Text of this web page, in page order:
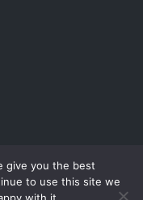
Proudly powered by
give you the best
to use this site we